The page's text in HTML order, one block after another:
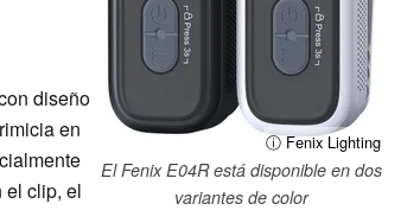
ⓘ Fenix Lighting
El Fenix E04R está disponible en dos
variantes de color
diseño
en
el clip, el